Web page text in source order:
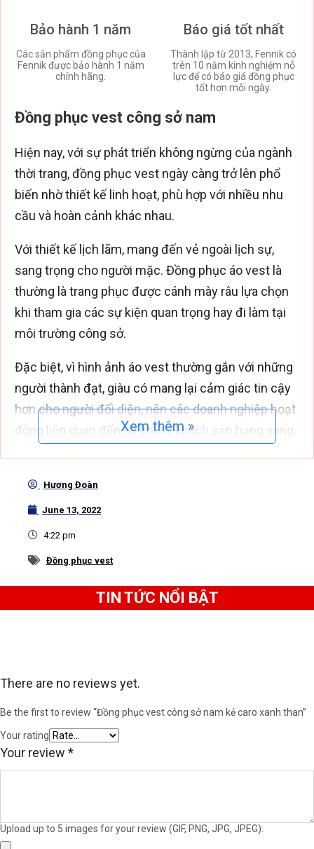
Bảo hành 1 năm
Các sản phẩm đồng phục của
Fennik được bảo hành 1 năm
chính hãng.
Báo giá tốt nhất
Thành lập từ 2013, Fennik có
trên 10 năm kinh nghiệm nỗ
lực để có báo giá đồng phục
tốt hơn mỗi ngày.
Đồng phục vest công sở nam
Hiện nay, với sự phát triển không ngừng của ngành
thời trang, đồng phục vest ngày càng trở lên phổ
biến nhờ thiết kế linh hoạt, phù hợp với nhiều nhu
cầu và hoàn cảnh khác nhau.
Với thiết kế lịch lãm, mang đến vẻ ngoài lịch sự,
sang trọng cho người mặc. Đồng phục áo vest là
thường là trang phục được cánh mày râu lựa chọn
khi tham gia các sự kiện quan trọng hay đi làm tại
môi trường công sở.
Đặc biệt, vì hình ảnh áo vest thường gắn với những
người thành đạt, giàu có mang lại cảm giác tin cậy
hơn cho người đối diện, nên các doanh nghiệp hoạt
động liên quan đến tài chính, khách sạn hạng sang,
giúp xây dựng hình ảnh uy tín, chuyên nghiệp cho
doanh nghiệp.
Xem thêm »
Hương Đoàn
June 13, 2022
4:22 pm
Đồng phục vest
TIN TỨC NỔI BẬT
There are no reviews yet.
Be the first to review “Đồng phục vest công sở nam kẻ caro xanh than”
Your rating
Your review *
Upload up to 5 images for your review (GIF, PNG, JPG, JPEG):